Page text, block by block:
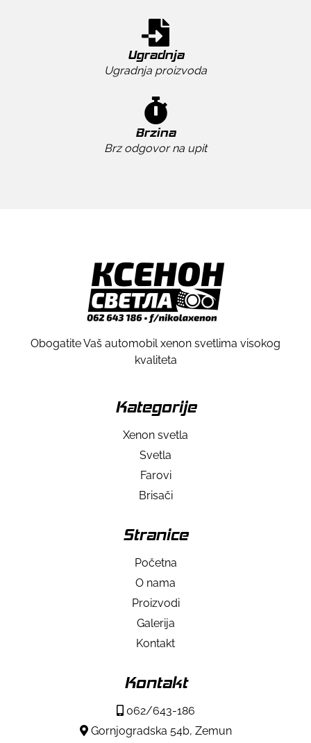
Ugradnja
Ugradnja proizvoda
Brzina
Brz odgovor na upit
Obogatite Vaš automobil xenon svetlima visokog
kvaliteta
Kategorije
Xenon svetla
Svetla
Farovi
Brisači
Stranice
Početna
O nama
Proizvodi
Galerija
Kontakt
Kontakt
062/643-186
Gornjogradska 54b, Zemun